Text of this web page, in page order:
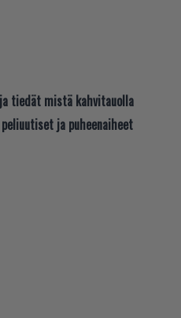
tiedät mistä kahvitauolla
ja puheenaiheet